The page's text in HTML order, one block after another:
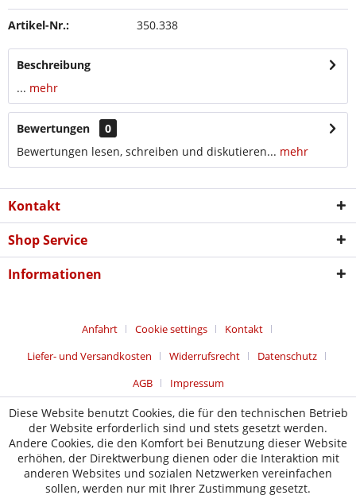
Artikel-Nr.: 350.338
Beschreibung
... mehr
Bewertungen
0
Bewertungen lesen, schreiben und diskutieren... mehr
Kontakt
Shop Service
Informationen
Anfahrt Cookie settings
Kontakt
Liefer- und Versandkosten
Widerrufsrecht
Datenschutz
AGB
Impressum
Diese Website benutzt Cookies, die für den technischen Betrieb
der Website erforderlich sind und stets gesetzt werden.
Andere Cookies, die den Komfort bei Benutzung dieser Website
erhöhen, der Direktwerbung dienen oder die Interaktion mit
anderen Websites und sozialen Netzwerken vereinfachen
sollen, werden nur mit Ihrer Zustimmung gesetzt.